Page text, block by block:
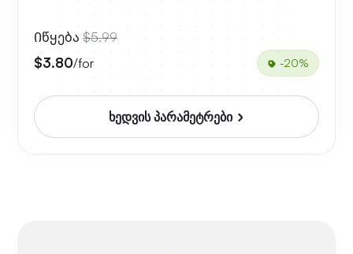
Იწყება $5.99
$3.80/for -20%
ხედვის პარამეტრები